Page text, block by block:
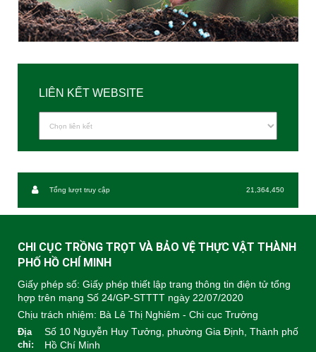
LIÊN KẾT WEBSITE
Tổng lượt truy cập 21,364,450
CHI CỤC TRỒNG TRỌT VÀ BẢO VỆ THỰC VẬT THÀNH
PHỐ HỒ CHÍ MINH
Giấy phép số: Giấy phép thiết lập trang thông tin điện tử tổng
hợp trên mạng Số 24/GP-STTTT ngày 22/07/2020
Chịu trách nhiệm: Bà Lê Thị Nghiêm - Chi cục Trưởng
Địa
chỉ:
Số 10 Nguyễn Huy Tưởng, phường Gia Định, Thành phố
Hồ Chí Minh